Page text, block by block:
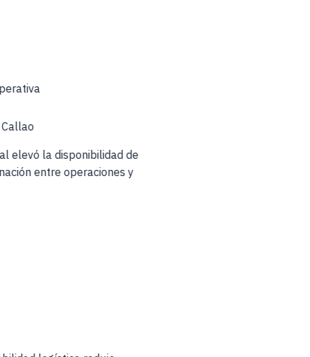
Callao
elevó la disponibilidad de
entre operaciones y